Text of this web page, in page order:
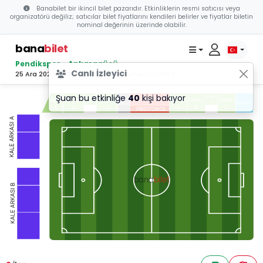
Banabilet bir ikincil bilet pazarıdır. Etkinliklerin resmi satıcısı veya
organizatörü değiliz; satıcılar bilet fiyatlarını kendileri belirler ve fiyatlar biletin
nominal değerinin üzerinde olabilir.
banabilet
Pendikspor - Ankaragücü
25 Ara 2023 20:00 - Pendik Stadyumu, İSTANBUL
banabilet
Canlı İzleyici
Şuan bu etkinliğe 40 kişi bakıyor